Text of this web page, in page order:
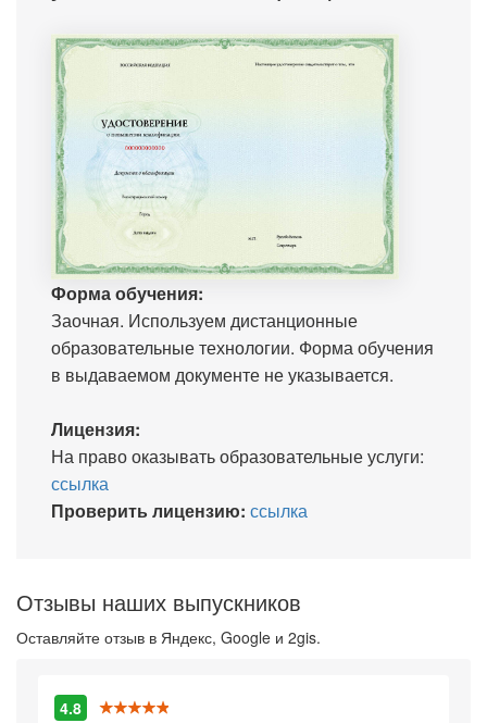
Форма обучения:
Заочная. Используем дистанционные
образовательные технологии. Форма обучения
в выдаваемом документе не указывается.
Лицензия:
На право оказывать образовательные услуги:
ссылка
Проверить лицензию: ссылка
Отзывы наших выпускников
Оставляйте отзыв в Яндекс, Google и 2gis.
4.8